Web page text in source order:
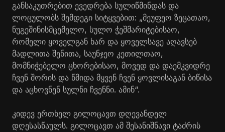
განსაკუთრებით ევედრება სულიწმინდას და
ლოცულობს შემდეგი სიტყვებით: „მეუფეო ზეცათაო,
ნუგეშინისმცემელო, სულო ჭეშმარიტებისაო,
რომელი ყოველგან ხარ და ყოველსავე აღავსებ
მადლითა შენითა, საუნჯეო კეთილთაო,
მომნიჭებელო ცხორებისაო, მოვედ და დაემკვიდრე
ჩვენ შორის და წმიდა მყვენ ჩვენ ყოვლისაგან ბიწისა
და აცხოვნენ სულნი ჩვენნი. ამინ“.
კიდევ ერთხელ გილოცავთ დღევანდელ
დღესასწაულს. გილოცავთ ამ შესანიშნავი ტაძრის